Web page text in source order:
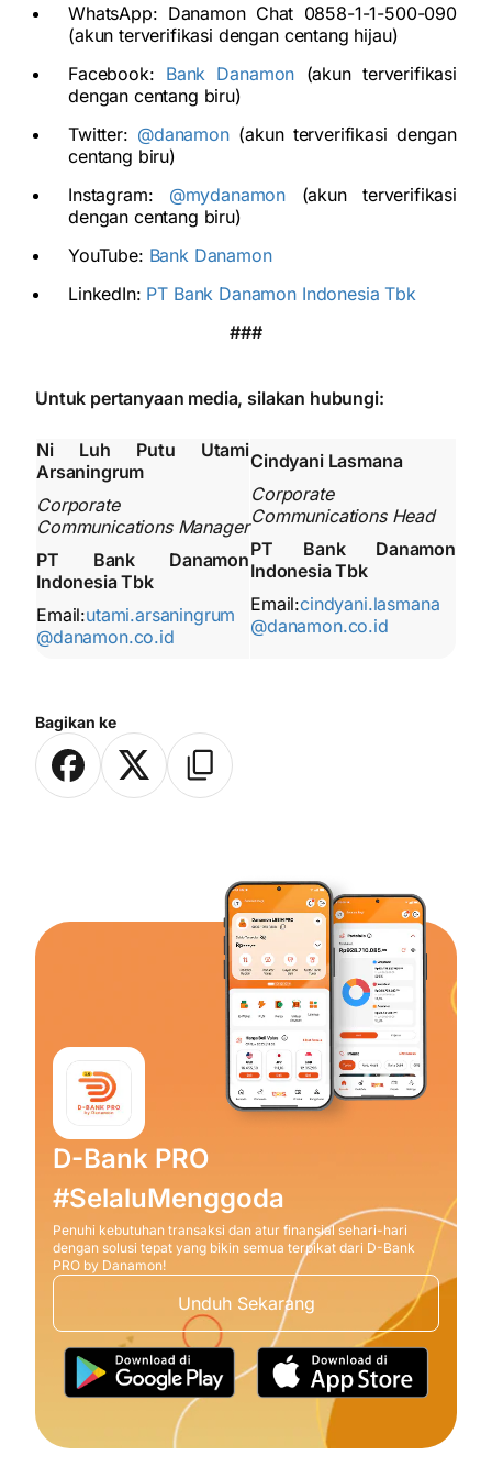
Bagikan ke
WhatsApp: Danamon Chat 0858-1-1-500-090
(akun terverifikasi dengan centang hijau)
Facebook: Bank Danamon (akun terverifikasi
dengan centang biru)
Twitter: @danamon(akun terverifikasi dengan
centang biru)
Instagram: @mydanamon (akun terverifikasi
dengan centang biru)
YouTube: Bank Danamon
LinkedIn: PT Bank Danamon Indonesia Tbk
###
Untuk pertanyaan media, silakan hubungi:
Ni Luh Putu Utami
Arsaningrum
Corporate
Communications Manager
PT Bank Danamon
Indonesia Tbk
Email:utami.arsaningrum
@danamon.co.id
Cindyani Lasmana
Corporate
Communications Head
PT Bank Danamon
Indonesia Tbk
Email:cindyani.lasmana
@danamon.co.id
D-Bank PRO
#SelaluMenggoda
Penuhi kebutuhan transaksi dan atur finansial sehari-hari
dengan solusi tepat yang bikin semua terpikat dari D-Bank
PRO by Danamon!
Unduh Sekarang